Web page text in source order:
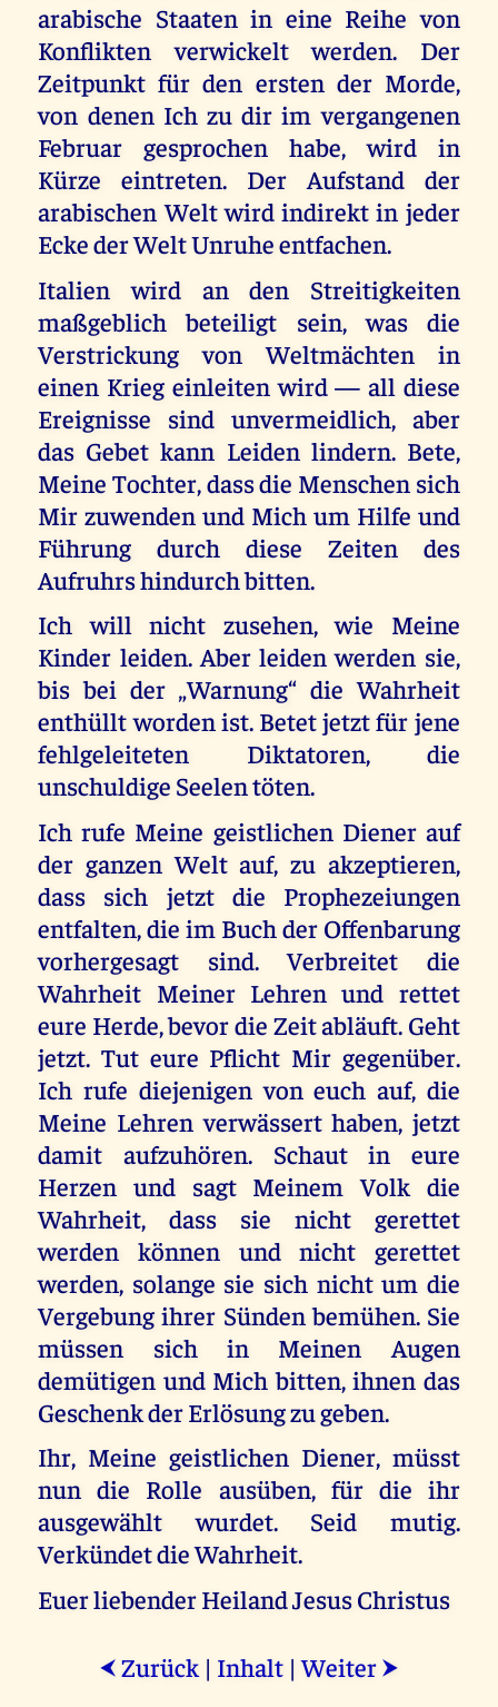
arabische Staaten in eine Reihe von
Konflikten verwickelt werden. Der
Zeitpunkt für den ersten der Morde,
von denen Ich zu dir im vergangenen
Februar gesprochen habe, wird in
Kürze eintreten. Der Aufstand der
arabischen Welt wird indirekt in jeder
Ecke der Welt Unruhe entfachen.
Italien wird an den Streitigkeiten
maßgeblich beteiligt sein, was die
Verstrickung von Weltmächten in
einen Krieg einleiten wird — all diese
Ereignisse sind unvermeidlich, aber
das Gebet kann Leiden lindern. Bete,
Meine Tochter, dass die Menschen sich
Mir zuwenden und Mich um Hilfe und
Führung durch diese Zeiten des
Aufruhrs hindurch bitten.
Ich will nicht zusehen, wie Meine
Kinder leiden. Aber leiden werden sie,
bis bei der „Warnung“ die Wahrheit
enthüllt worden ist. Betet jetzt für jene
fehlgeleiteten Diktatoren, die
unschuldige Seelen töten.
Ich rufe Meine geistlichen Diener auf
der ganzen Welt auf, zu akzeptieren,
dass sich jetzt die Prophezeiungen
entfalten, die im Buch der Offenbarung
vorhergesagt sind. Verbreitet die
Wahrheit Meiner Lehren und rettet
eure Herde, bevor die Zeit abläuft. Geht
jetzt. Tut eure Pflicht Mir gegenüber.
Ich rufe diejenigen von euch auf, die
Meine Lehren verwässert haben, jetzt
damit aufzuhören. Schaut in eure
Herzen und sagt Meinem Volk die
Wahrheit, dass sie nicht gerettet
werden können und nicht gerettet
werden, solange sie sich nicht um die
Vergebung ihrer Sünden bemühen. Sie
müssen sich in Meinen Augen
demütigen und Mich bitten, ihnen das
Geschenk der Erlösung zu geben.
Ihr, Meine geistlichen Diener, müsst
nun die Rolle ausüben, für die ihr
ausgewählt wurdet. Seid mutig.
Verkündet die Wahrheit.
Euer liebender Heiland Jesus Christus
⮜ Zurück | Inhalt |Weiter ⮞